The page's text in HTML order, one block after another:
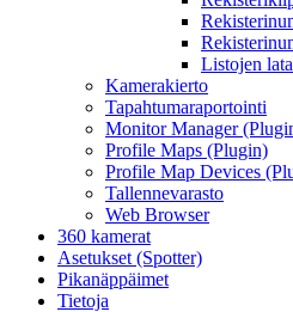
Listojen
Kamerakierto
Tapahtumaraportointi
Monitor Manager
Profile Maps (Plugin)
Profile Map Devices
Tallennevarasto
Web Browser
360 kamerat
Asetukset (Spotter)
Pikanäppäimet
Tietoja